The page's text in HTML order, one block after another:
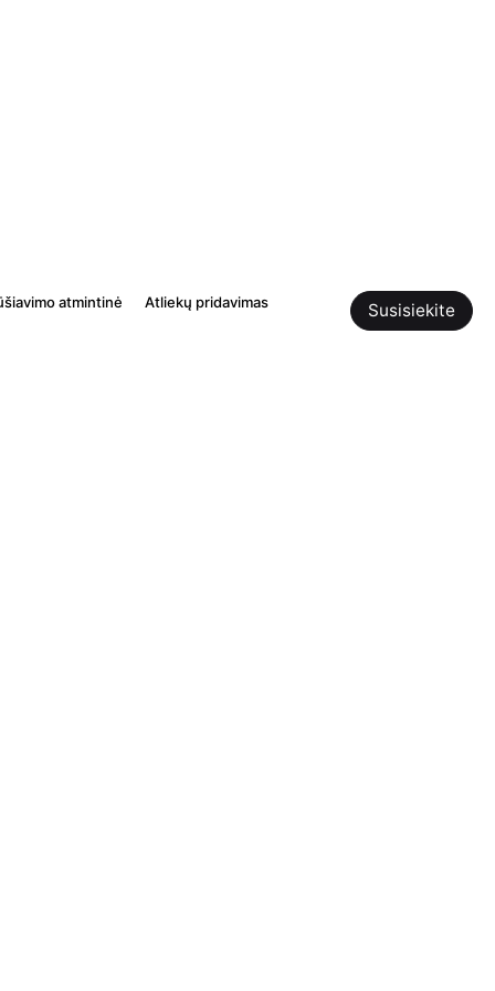
atmintinė Atliekų pridavimas Susisiekite